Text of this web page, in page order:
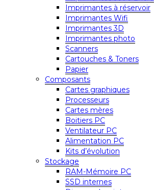
Imprimantes à réservoir
Imprimantes Wifi
Imprimantes 3D
Imprimantes photo
Scanners
Cartouches & Toners
Papier
Composants
Cartes graphiques
Processeurs
Cartes mères
Boitiers PC
Ventilateur PC
Alimentation PC
Kits d’évolution
Stockage
RAM-Mémoire PC
SSD internes